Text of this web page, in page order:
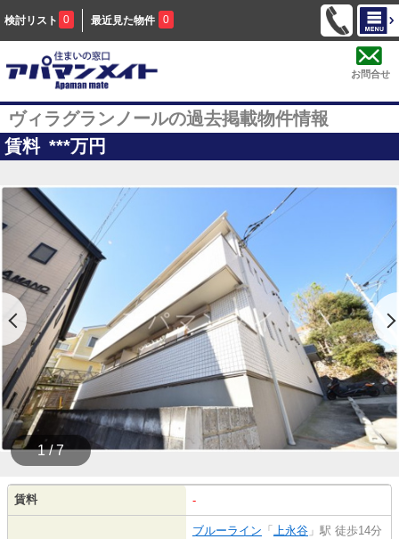
検討リスト 0 最近見た物件 0
お問合せ
ヴィラグランノールの過去掲載物件情報
賃料 ***万円
1 / 7
賃料 -
ブルーライン 「 上永谷 」駅 徒歩14分